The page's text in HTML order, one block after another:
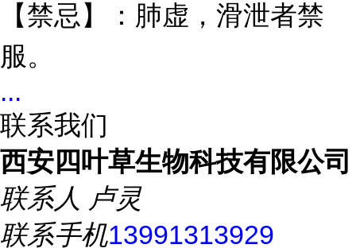
【禁忌】：肺虚，滑泄者禁
服。
...
联系我们
西安四叶草生物科技有限公司
联系人 卢灵
联系手机13991313929